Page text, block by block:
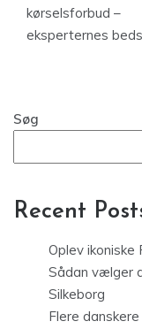
kørselsforbud –
eksperternes
Søg
Recent
Oplev ikoniske
Sådan vælger
Silkeborg
Flere